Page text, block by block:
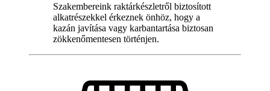
Szakembereink raktárkészletről biztosított
alkatrészekkel érkeznek önhöz, hogy a
kazán javítása vagy karbantartása biztosan
zökkenőmentesen történjen.